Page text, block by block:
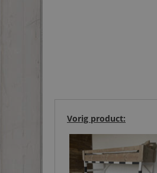
Vorig product: